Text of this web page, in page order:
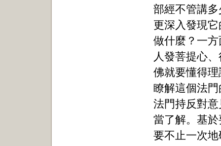
部經不管講
更深入發現
做什麼？一
人發菩提心
佛就要懂得
瞭解這個法
法門持反對
當了解。基
要不止一次